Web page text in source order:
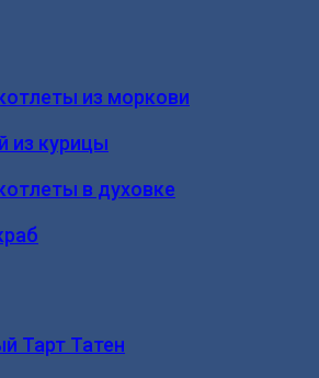
из моркови
из курицы
в духовке
Тарт Татен